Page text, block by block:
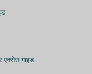
एक्सेस गाइड